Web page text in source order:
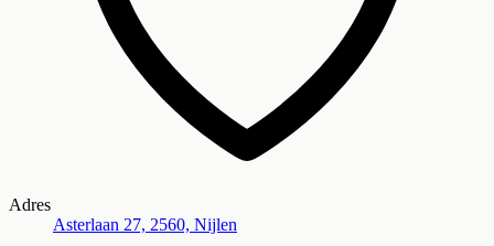
Adres
Asterlaan 27, 2560, Nijlen